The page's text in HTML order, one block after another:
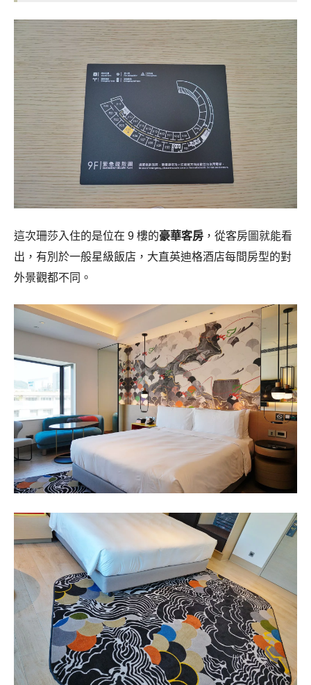
這次珊莎入住的是位在 9 樓的豪華客房 ，從客房圖就能看
出，有別於一般星級飯店，大直英迪格酒店每間房型的對
外景觀都不同。